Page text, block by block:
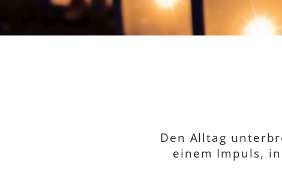
Den Alltag
einem Impuls,